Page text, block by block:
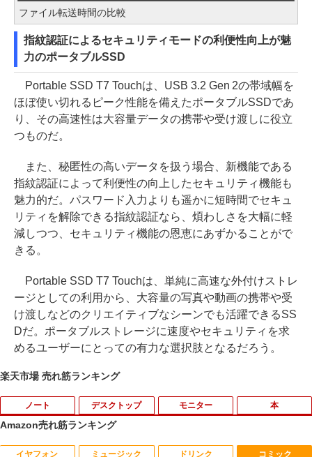
ファイル転送時間の比較
指紋認証によるセキュリティモードの利便性向上が魅
力のポータブルSSD
Portable SSD T7 Touchは、USB 3.2 Gen 2の帯域幅を
ほぼ使い切れるピーク性能を備えたポータブルSSDであ
り、その高速性は大容量データの携帯や受け渡しに役立
つものだ。
また、秘匿性の高いデータを扱う場合、新機能である
指紋認証によって利便性の向上したセキュリティ機能も
魅力的だ。パスワード入力よりも遥かに短時間でセキュ
リティを解除できる指紋認証なら、煩わしさを大幅に軽
減しつつ、セキュリティ機能の恩恵にあずかることがで
きる。
Portable SSD T7 Touchは、単純に高速な外付けストレ
ージとしての利用から、大容量の写真や動画の携帯や受
け渡しなどのクリエイティブなシーンでも活躍できるSS
Dだ。ポータブルストレージに速度やセキュリティを求
めるユーザーにとっての有力な選択肢となるだろう。
楽天市場 売れ筋ランキング
ノート デスクトップ モニター 本
Amazon売れ筋ランキング
イヤフォン ミュージック ドリンク コミック